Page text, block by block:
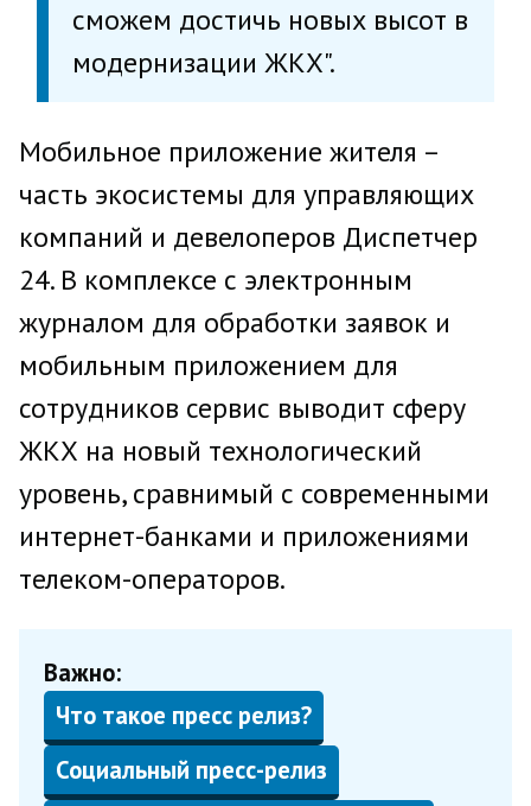
сможем достичь новых высот в
модернизации ЖКХ".
Мобильное приложение жителя –
часть экосистемы для управляющих
компаний и девелоперов Диспетчер
24. В комплексе с электронным
журналом для обработки заявок и
мобильным приложением для
сотрудников сервис выводит сферу
ЖКХ на новый технологический
уровень, сравнимый с современными
интернет-банками и приложениями
телеком-операторов.
Важно:
Что такое пресс релиз?
Социальный пресс-релиз